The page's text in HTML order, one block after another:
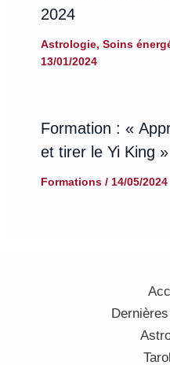
2024
Astrologie, Soins
13/01/2024
Formation : «
et tirer le Yi King »
Formations/ 14/05/2024